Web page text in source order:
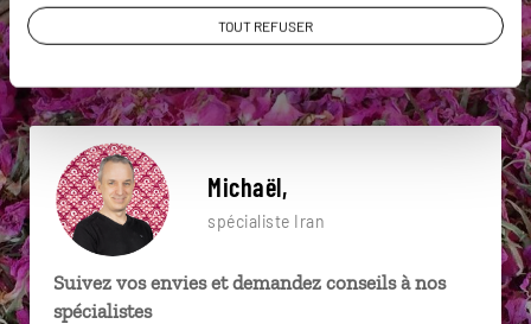
TOUT REFUSER
Caravansérail Grand bazar de Téhéran
Michaël,
spécialiste Iran
Suivez vos envies et demandez conseils à nos
spécialistes